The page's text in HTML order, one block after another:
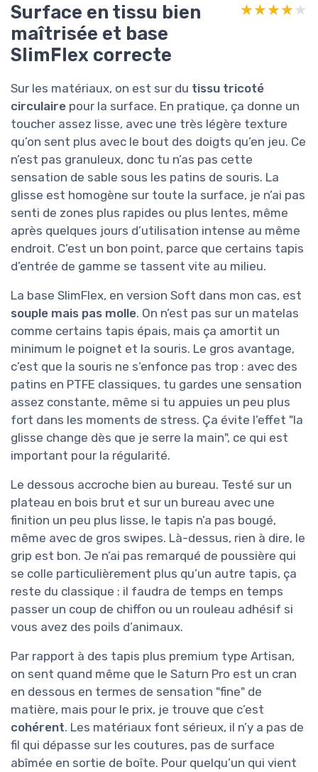
Surface en tissu bien
maîtrisée et base
SlimFlex correcte
★★★★★
★★★★★
Sur les matériaux, on est sur du tissu tricoté
circulaire pour la surface. En pratique, ça donne un
toucher assez lisse, avec une très légère texture
qu’on sent plus avec le bout des doigts qu’en jeu. Ce
n’est pas granuleux, donc tu n’as pas cette
sensation de sable sous les patins de souris. La
glisse est homogène sur toute la surface, je n’ai pas
senti de zones plus rapides ou plus lentes, même
après quelques jours d’utilisation intense au même
endroit. C’est un bon point, parce que certains tapis
d’entrée de gamme se tassent vite au milieu.
La base SlimFlex, en version Soft dans mon cas, est
souple mais pas molle. On n’est pas sur un matelas
comme certains tapis épais, mais ça amortit un
minimum le poignet et la souris. Le gros avantage,
c’est que la souris ne s’enfonce pas trop : avec des
patins en PTFE classiques, tu gardes une sensation
assez constante, même si tu appuies un peu plus
fort dans les moments de stress. Ça évite l’effet "la
glisse change dès que je serre la main", ce qui est
important pour la régularité.
Le dessous accroche bien au bureau. Testé sur un
plateau en bois brut et sur un bureau avec une
finition un peu plus lisse, le tapis n’a pas bougé,
même avec de gros swipes. Là-dessus, rien à dire, le
grip est bon. Je n’ai pas remarqué de poussière qui
se colle particulièrement plus qu’un autre tapis, ça
reste du classique : il faudra de temps en temps
passer un coup de chiffon ou un rouleau adhésif si
vous avez des poils d’animaux.
Par rapport à des tapis plus premium type Artisan,
on sent quand même que le Saturn Pro est un cran
en dessous en termes de sensation "fine" de
matière, mais pour le prix, je trouve que c’est
cohérent. Les matériaux font sérieux, il n’y a pas de
fil qui dépasse sur les coutures, pas de surface
abîmée en sortie de boîte. Pour quelqu’un qui vient